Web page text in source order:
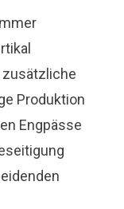
zusätzliche
Produktion
Engpässe